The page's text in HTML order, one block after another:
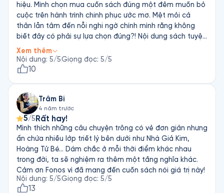
hiệu. Mình chọn mua cuốn sách đúng một đêm muốn bỏ
cuộc trên hành trình chinh phục ước mơ. Mệt mỏi cả
thân lẫn tâm đến nỗi nghi ngờ chính mình rằng không
biết đây có phải sự lựa chọn đúng?! Nội dung sách tuyệt
vời, vì nó như một liều thuốc chữa lành cho những vết
thương mình đang có. Cuốn sách có tính triết lý cao nên
đòi hỏi người đọc phải là người từng trải và có nhiều kinh
chọn một không gian yên tĩnh cùng với nến để những
mạch cảm xúc được tuôn trào, để một lần nữa tin vào
chính mình, tin vào sự lựa chọn của mình. Giọng đọc rất
truyền cảm cùng với nhạc tạo cho mình cảm giác truyền
lửa như tiếp thêm sức mạnh. Một trong những câu ấn
tượng ở sách như : “Đừng bao giờ từ bỏ ước mơ của
mình, hãy lần theo dấu hiệu” ,“Khi không còn đường lui
nào khác, ta chỉ còn cách tiến về phía trước, còn lại phó
thác cho Allah kể cả sự nguy hiểm”.
Xem thêm
Nội dung: 5/5Giọng đọc: 5/5
10
Trâm Bi
4 năm trước
5/5 Rất hay!
Mình thích những câu chuyện trông có vẻ đơn giản nhưng
ẩn chứa nhiều lớp triết lý bên dưới như Nhà Giả Kim,
Hoàng Tử Bé... Dám chắc ở mỗi thời điểm khác nhau
trong đời, ta sẽ nghiệm ra thêm một tầng nghĩa khác.
Cảm ơn Fonos vì đã mang đến cuốn sách nói giá trị này!
Nội dung: 5/5Giọng đọc: 5/5
13